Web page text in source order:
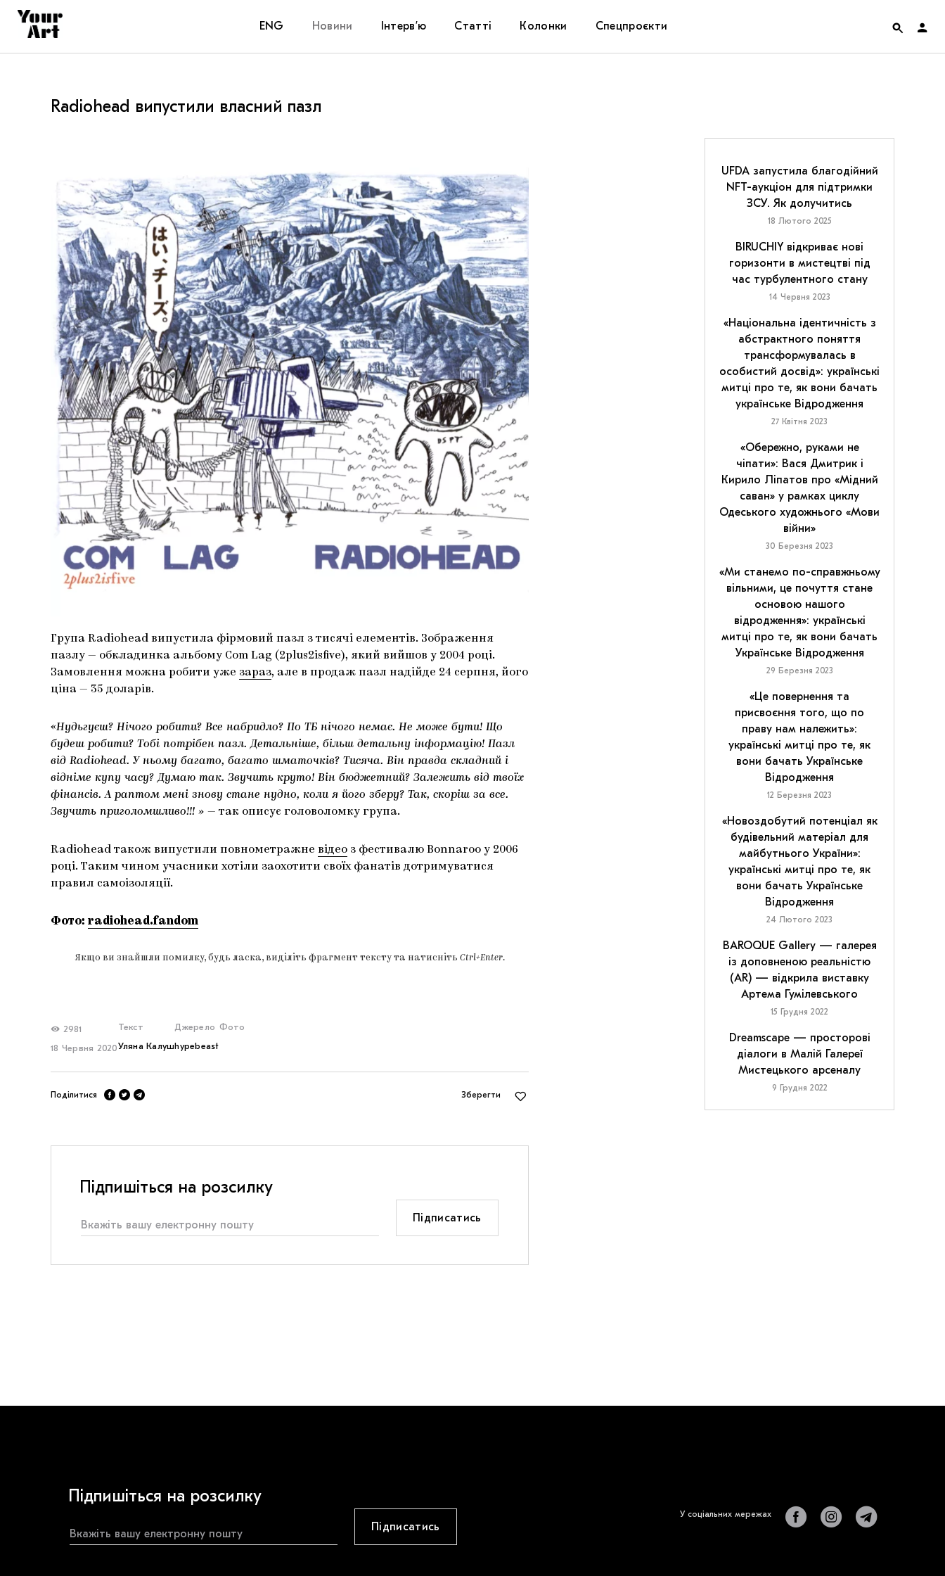
ENG Новини Інтерв’ю Статті Колонки Спецпроєкти
Radiohead випустили власний пазл
Група Radiohead випустила фірмовий пазл з тисячі елементів. Зображення
пазлу — обкладинка альбому Com Lag (2plus2isfive), який вийшов у 2004 році.
Замовлення можна робити уже зараз, але в продаж пазл надійде 24 серпня, його
ціна — 35 доларів.
«Нудьгуєш? Нічого робити? Все набридло? По ТБ нічого немає. Не може бути! Що
будеш робити? Тобі потрібен пазл. Детальніше, більш детальну інформацію! Пазл
від Radiohead. У ньому багато, багато шматочків? Тисяча. Він правда складний і
відніме купу часу? Думаю так. Звучить круто! Він бюджетний? Залежить від твоїх
фінансів. А раптом мені знову стане нудно, коли я його зберу? Так, скоріш за все.
Звучить приголомшливо!!! » — так описує головоломку група.
Radiohead також випустили повнометражне відео з фестивалю Bonnaroo у 2006
році. Таким чином учасники хотіли заохотити своїх фанатів дотримуватися
правил самоізоляції.
Фото: radiohead.fandom
Якщо ви знайшли помилку, будь ласка, виділіть фрагмент тексту та натисніть Ctrl+Enter.
2981
18 Червня 2020
Текст
Уляна Калуш
Джерело
hypebeast
Фото
Поділитися Зберегти
Підпишіться на розсилку
Підписатись
UFDA запустила благодійний
NFT-аукціон для підтримки
ЗСУ. Як долучитись
18 Лютого 2025
BIRUCHIY відкриває нові
горизонти в мистецтві під
час турбулентного стану
14 Червня 2023
«Національна ідентичність з
абстрактного поняття
трансформувалась в
особистий досвід»: українські
митці про те, як вони бачать
українське Відродження
27 Квітня 2023
«Обережно, руками не
чіпати»: Вася Дмитрик і
Кирило Ліпатов про «Мідний
саван» у рамках циклу
Одеського художнього «Мови
війни»
30 Березня 2023
«Ми станемо по-справжньому
вільними, це почуття стане
основою нашого
відродження»: українські
митці про те, як вони бачать
Українське Відродження
29 Березня 2023
«Це повернення та
присвоєння того, що по
праву нам належить»:
українські митці про те, як
вони бачать Українське
Відродження
12 Березня 2023
«Новоздобутий потенціал як
будівельний матеріал для
майбутнього України»:
українські митці про те, як
вони бачать Українське
Відродження
24 Лютого 2023
BAROQUE Gallery — галерея
із доповненою реальністю
(AR) — відкрила виставку
Артема Гумілевського
15 Грудня 2022
Dreamscape — просторові
діалоги в Малій Галереї
Мистецького арсеналу
9 Грудня 2022
Підпишіться на розсилку
Підписатись
У соціальних мережах